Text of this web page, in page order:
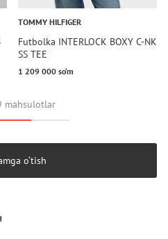
TOMMY HILFIGER
Futbolka INTERLOCK BOXY C-NK
SS TEE
1 209 000 so‘m
mahsulotlar
o‘tish